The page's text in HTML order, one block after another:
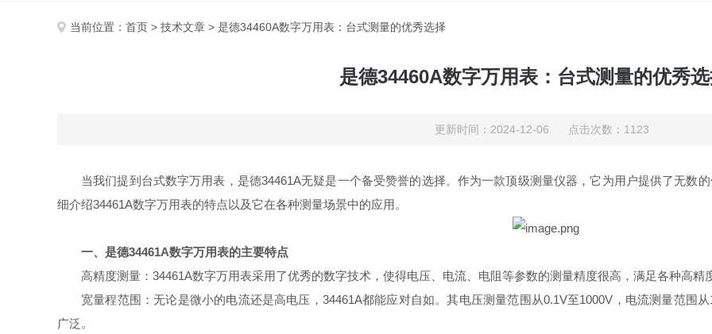
当前位置： 首页 > 技术文章 > 是德34460A数字万用表：台式测量的优秀选择
是德34460A数字万用表：台式测量的优秀
更新时间：2024-12-06 点击次数：1123
当我们提到台式数字万用表，是德34461A无疑是一个备受赞誉的选择。作为一款顶级测量仪器，它为用户提供了无数
细介绍34461A数字万用表的特点以及它在各种测量场景中的应用。
一、是德34461A数字万用表的主要特点
高精度测量：34461A数字万用表采用了优秀的数字技术，使得电压、电流、电阻等参数的测量精度很高，满足各种高精
宽量程范围：无论是微小的电流还是高电压，34461A都能应对自如。其电压测量范围从0.1V至1000V，电流测量范围
广泛。